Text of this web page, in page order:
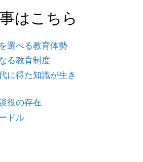
はこちら
選べる教育体勢
る教育制度
に得た知識が生き
役の存在
ドル